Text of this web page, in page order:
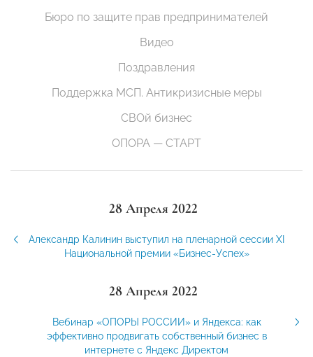
Бюро по защите прав предпринимателей
Видео
Поздравления
Поддержка МСП. Антикризисные меры
СВОй бизнес
ОПОРА — СТАРТ
28 Апреля 2022
Александр Калинин выступил на пленарной сессии XI
Национальной премии «Бизнес-Успех»
28 Апреля 2022
Вебинар «ОПОРЫ РОССИИ» и Яндекса: как
эффективно продвигать собственный бизнес в
интернете с Яндекс Директом